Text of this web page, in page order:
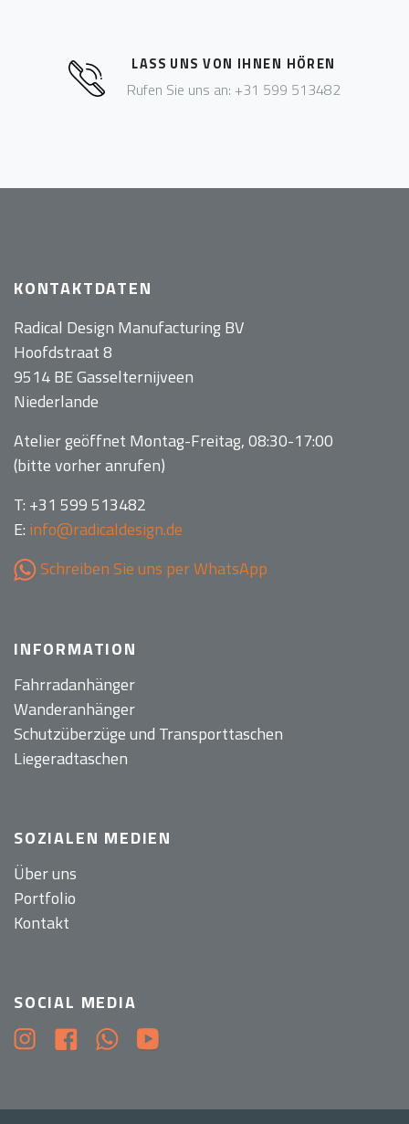
LASS UNS VON IHNEN HÖREN
Rufen Sie uns an: +31 599 513482
KONTAKTDATEN
Radical Design Manufacturing BV
Hoofdstraat 8
9514 BE Gasselternijveen
Niederlande
Atelier geöffnet Montag-Freitag, 08:30-17:00
(bitte vorher anrufen)
T: +31 599 513482
E: info@radicaldesign.de
Schreiben Sie uns per WhatsApp
INFORMATION
Fahrradanhänger
Wanderanhänger
Schutzüberzüge und Transporttaschen
Liegeradtaschen
SOZIALEN MEDIEN
Über uns
Portfolio
Kontakt
SOCIAL MEDIA